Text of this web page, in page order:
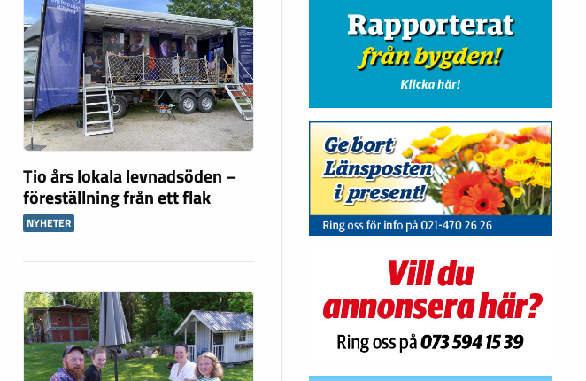
Tio års lokala levnadsöden –
föreställning från ett flak
NYHETER